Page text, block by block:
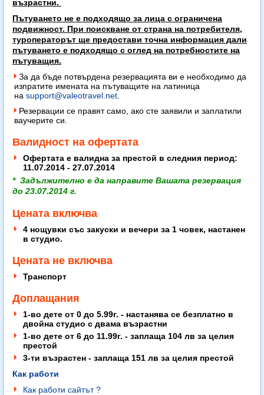
възрастни.
Пътуването не е подходящо за лица с ограничена
подвижност. При поискване от страна на потребителя,
туроператорът ще предостави точна информация дали
пътуването е подходящо с оглед на потребностите на
пътуващия.
За да бъде потвърдена резервацията ви е необходимо да
изпратите имената на пътуващите на латиница
на support@valeotravel.net
Резервации се правят само, ако сте заявили и заплатили
ваучерите си.
Валидност на офертата
Офертата е валидна за престой в следния период:
11.07.2014 - 27.07.2014
* Задължително е да направите Вашата резервация
до 23.07.2014 г.
Цената включва
4 нощувки със закуски и вечери за 1 човек, настанен
в студио.
Цената не включва
Транспорт
Доплащания
1-во дете от 0 до 5.99г. - настанява се безплатно в
двойна студио с двама възрастни
1-во дете от 6 до 11.99г. - заплаща 104 лв за целия
престой
3-ти възрастен - заплаща 151 лв за целия престой
Как работи
Как работи сайтът ?